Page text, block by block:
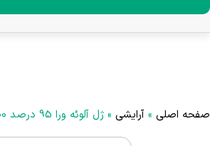
صفحه اصلی » آرایشی » ژل آلوئه ورا 95 درصد 100 میلی لیتر سینره Cinere Aloe Vera Gel